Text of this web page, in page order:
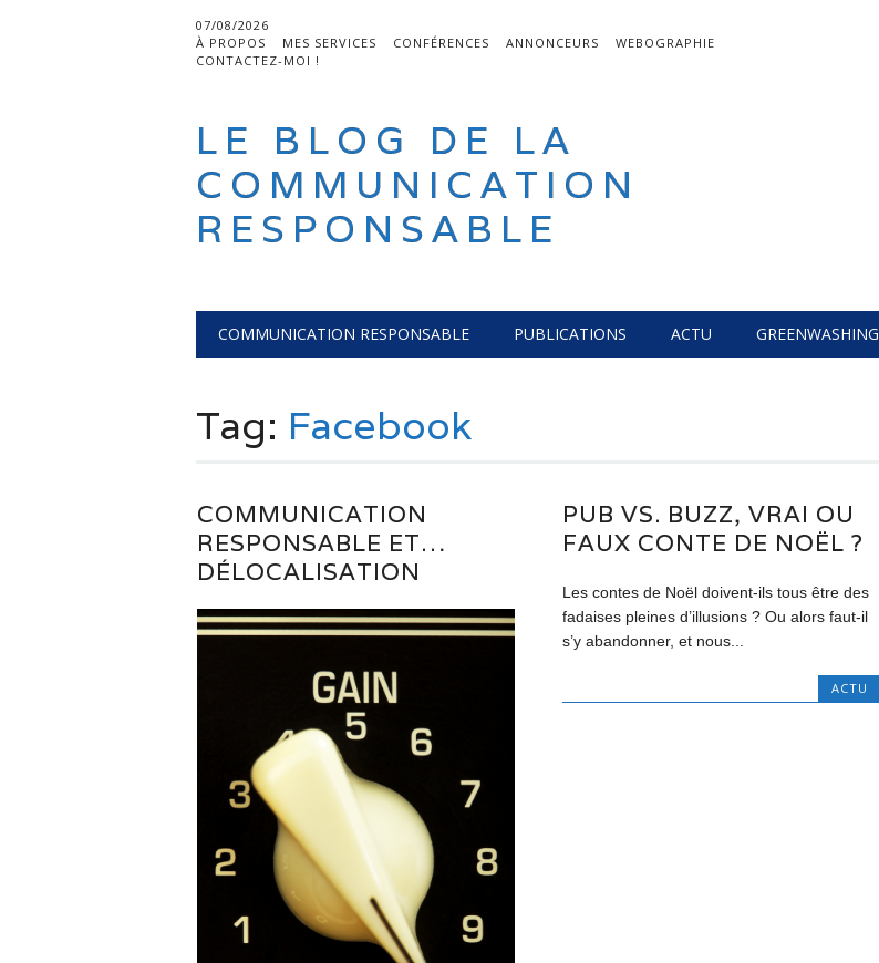
07/08/2026
À PROPOS
MES SERVICES CONFÉRENCES ANNONCEURS
WEBOGRAPHIE
CONTACTEZ-MOI !
LE BLOG DE LA
COMMUNICATION
RESPONSABLE
Main menu
COMMUNICATION RESPONSABLE PUBLICATIONS ACTU GREENWASHING
Tag: Facebook
COMMUNICATION
RESPONSABLE ET…
DÉLOCALISATION
PUB VS. BUZZ, VRAI OU
FAUX CONTE DE NOËL ?
Les contes de Noël doivent-ils tous être des
fadaises pleines d’illusions ? Ou alors faut-il
s’y abandonner, et nous...
ACTU